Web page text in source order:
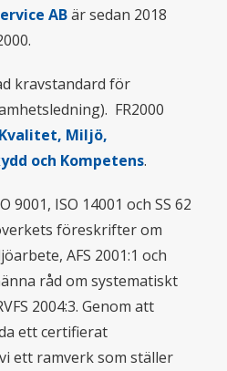
ABär sedan 2018
kravstandard för
FR2000
Kvalitet, Miljö,
och Kompetens.
9001, ISO 14001 och SS 62
föreskrifter om
AFS 2001:1 och
råd om systematiskt
2004:3. Genom att
ett certifierat
ett ramverk som ställer